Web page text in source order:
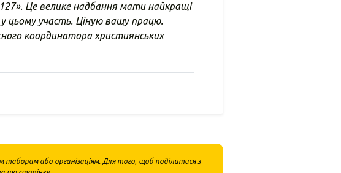
Це велике надбання мати найкращі
у цьому участь. Ціную вашу працю.
координатора християнських
або організаціям. Для того, щоб поділитися з